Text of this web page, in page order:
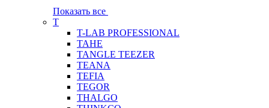
Показать все
T
T-LAB PROFESSIONAL
TAHE
TANGLE TEEZER
TEANA
TEFIA
TEGOR
THALGO